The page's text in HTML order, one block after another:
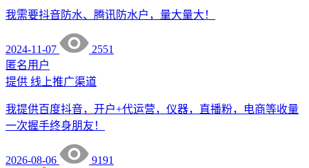
我需要抖音防水、腾讯防水户，量大量大！
2024-11-07
2551
匿名用户
提供 线上推广渠道
我提供百度抖音，开户+代运营，仪器，直播粉，电商等收量
一次握手终身朋友！
2026-08-06 9191